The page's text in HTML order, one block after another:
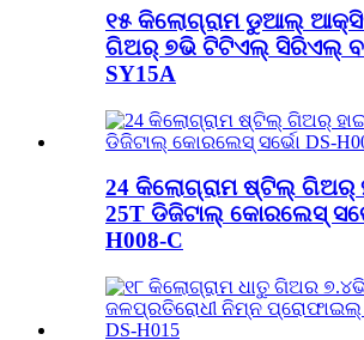
୧୫ କିଲୋଗ୍ରାମ ଡୁଆଲ୍
ଗିଅର୍ ୭ଭି ଟିଟିଏଲ୍ ସିରିଏଲ୍ ବସ୍
SY15A
24 କିଲୋଗ୍ରାମ ଷ୍ଟିଲ୍ ଗିଅର୍
25T ଡିଜିଟାଲ୍ କୋରଲେସ୍
H008-C